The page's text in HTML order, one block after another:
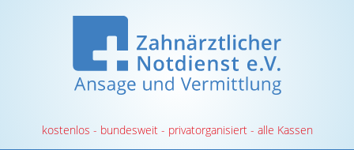
kostenlos - bundesweit - privatorganisiert - alle Kassen